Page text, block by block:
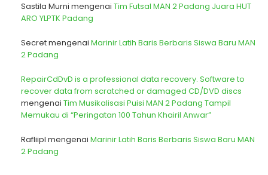
Sastila Murni mengenai Tim Futsal MAN 2 Padang Juara HUT
ARO YLPTK Padang
Secretmengenai Marinir Latih Baris Berbaris Siswa Baru MAN
2 Padang
RepairCdDvD is a professional data recovery. Software to
recover data from scratched or damaged CD/DVD discs
mengenai Tim Musikalisasi Puisi MAN 2 Padang Tampil
Memukau di “Peringatan 100 Tahun Khairil Anwar”
Rafliipl mengenai Marinir Latih Baris Berbaris Siswa Baru MAN
2 Padang